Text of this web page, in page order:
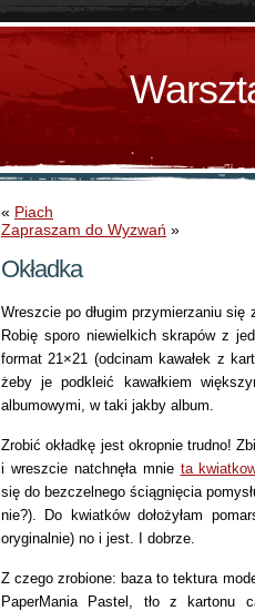
« Piach
Zapraszam do Wyzwań »
Okładka
Wreszcie po długim przymierzaniu się
Robię sporo niewielkich skrapów z
format 21×21 (odcinam kawałek z
żeby je podkleić kawałkiem
albumowymi, w taki jakby album.
Zrobić okładkę jest okropnie trudno!
i wreszcie natchnęła mnie ta
się do bezczelnego ściągnięcia
nie?). Do kwiatków dołożyłam
oryginalnie) no i jest. I dobrze.
Z czego zrobione: baza to tektura
PaperMania Pastel, tło z kartonu